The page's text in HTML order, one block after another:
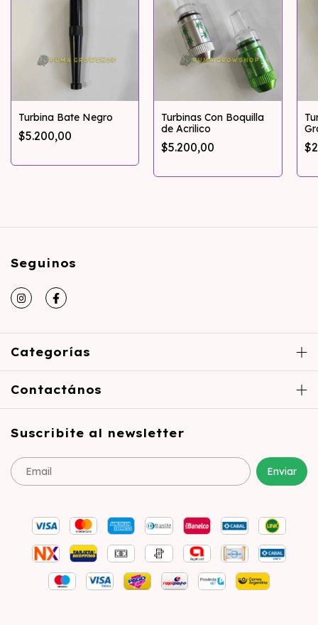
Turbina Bate Negro
$5.200,00
Turbinas Con Boquilla
de Acrilico
$5.200,00
Seguinos
Categorías
Contactános
Suscribite al newsletter